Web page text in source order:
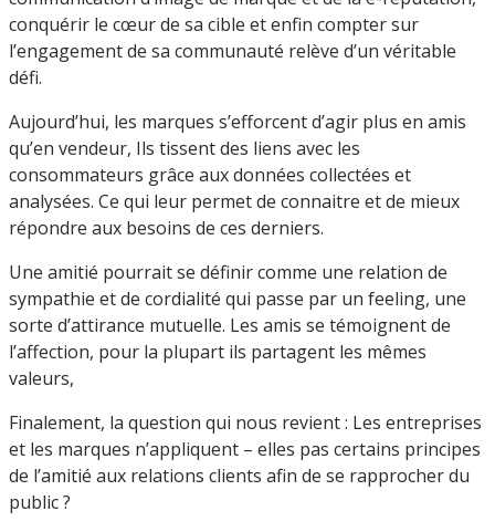
conquérir le cœur de sa cible et enfin compter sur
l’engagement de sa communauté relève d’un véritable
défi.
Aujourd’hui, les marques s’efforcent d’agir plus en amis
qu’en vendeur, Ils tissent des liens avec les
consommateurs grâce aux données collectées et
analysées. Ce qui leur permet de connaitre et de mieux
répondre aux besoins de ces derniers.
Une amitié pourrait se définir comme une relation de
sympathie et de cordialité qui passe par un feeling, une
sorte d’attirance mutuelle. Les amis se témoignent de
l’affection, pour la plupart ils partagent les mêmes
valeurs,
Finalement, la question qui nous revient : Les entreprises
et les marques n’appliquent – elles pas certains principes
de l’amitié aux relations clients afin de se rapprocher du
public ?